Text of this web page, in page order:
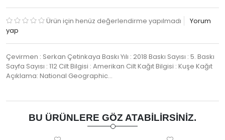
Ürün için henüz değerlendirme yapılmadı
Yorum
yap
Çevirmen : Serkan Çetinkaya Baskı Yılı : 2018 Baskı Sayısı : 5. Baskı
Sayfa Sayısı : 112 Cilt Bilgisi : Amerikan Cilt Kağıt Bilgisi : Kuşe Kağıt
Açıklama: National Geographic…
BU ÜRÜNLERE GÖZ ATABILIRSINIZ.